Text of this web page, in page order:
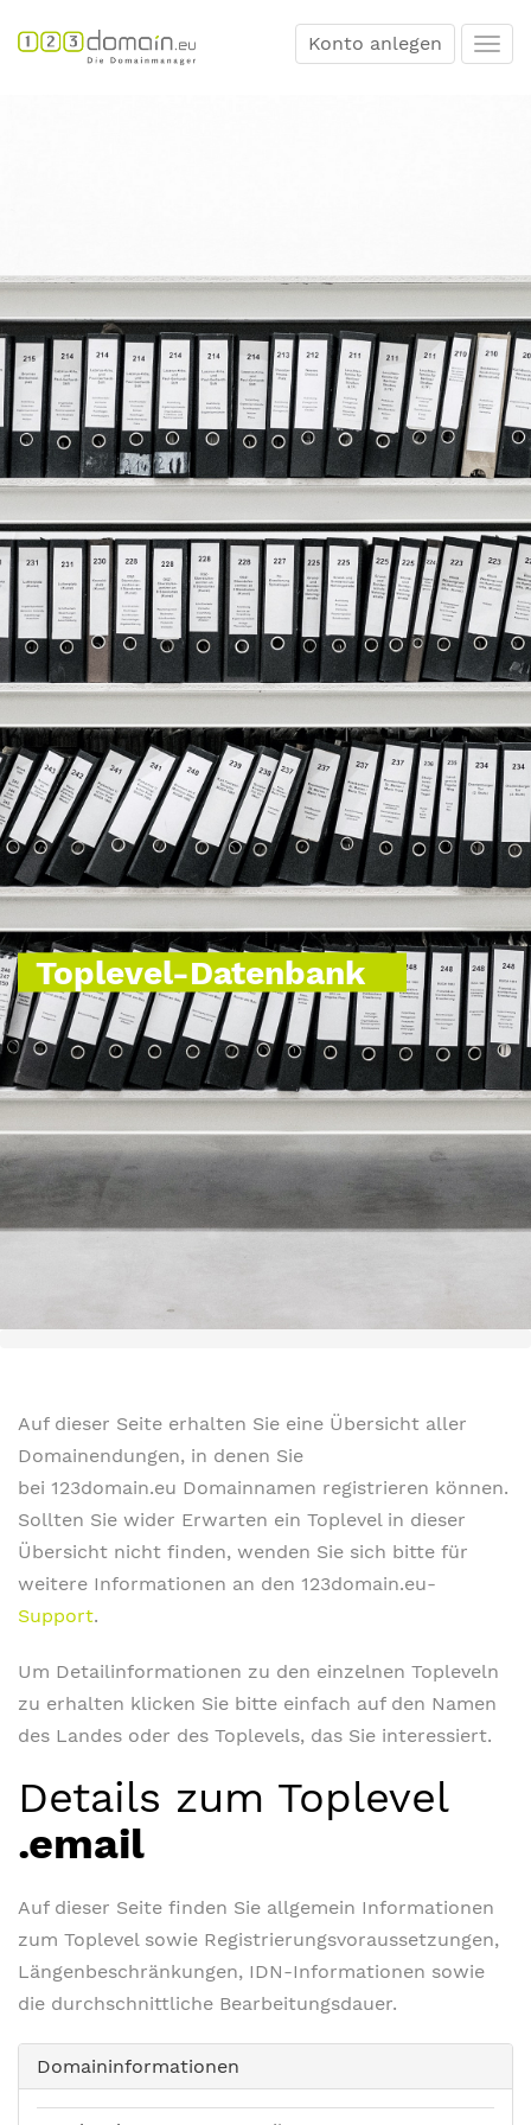
Konto anlegen
Toplevel-Datenbank
Auf dieser Seite erhalten Sie eine Übersicht aller
Domainendungen, in denen Sie
bei 123domain.eu Domainnamen registrieren können.
Sollten Sie wider Erwarten ein Toplevel in dieser
Übersicht nicht finden, wenden Sie sich bitte für
weitere Informationen an den 123domain.eu-
Support.
Um Detailinformationen zu den einzelnen Topleveln
zu erhalten klicken Sie bitte einfach auf den Namen
des Landes oder des Toplevels, das Sie interessiert.
Details zum Toplevel
.email
Auf dieser Seite finden Sie allgemein Informationen
zum Toplevel sowie Registrierungsvoraussetzungen,
Längenbeschränkungen, IDN-Informationen sowie
die durchschnittliche Bearbeitungsdauer.
Domaininformationen